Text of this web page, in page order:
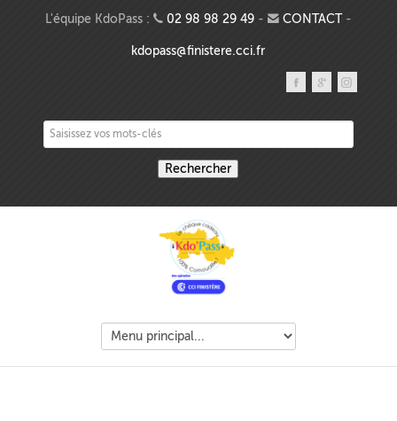
Aller au contenu principal
L'équipe KdoPass : 02 98 98 29 49- CONTACT-
kdopass@finistere.cci.fr
Saisissez vos mots-clés